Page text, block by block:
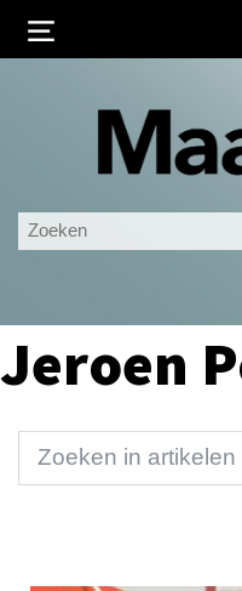
Ingelogd blijven
Jeroen